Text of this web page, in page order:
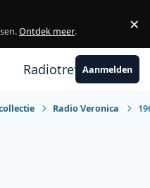
Ontdek meer. ×
RadiotrefpuntAanmelden
Radio Veronica